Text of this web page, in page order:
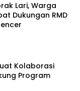
Lari, Warga
Dukungan RMD
Kolaborasi
Program